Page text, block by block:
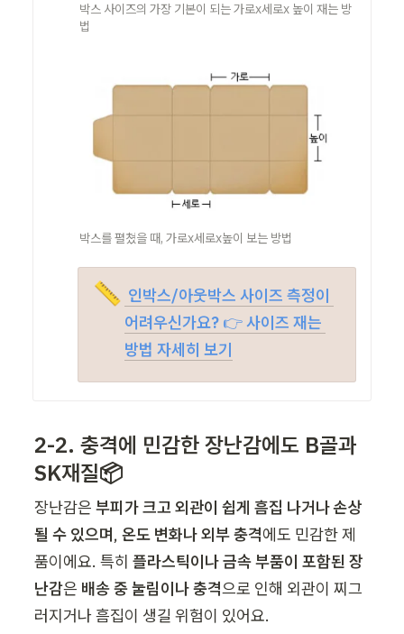
박스 사이즈의 가장 기본이 되는 가로x세로x 높이 재는 방
법
박스를 펼쳤을 때, 가로x세로x높이 보는 방법
📏
어려우신가요? 👉 사이즈 재는
방법 자세히 보기
2-2. 충격에 민감한 장난감에도 B골과
SK재질📦
장난감은 부피가 크고 외관이 쉽게 흠집 나거나 손상
될 수 있으며, 온도 변화나 외부 충격에도 민감한 제
품이에요. 특히 플라스틱이나 금속 부품이 포함된 장
난감은 배송 중 눌림이나 충격으로 인해 외관이 찌그
러지거나 흠집이 생길 위험이 있어요.